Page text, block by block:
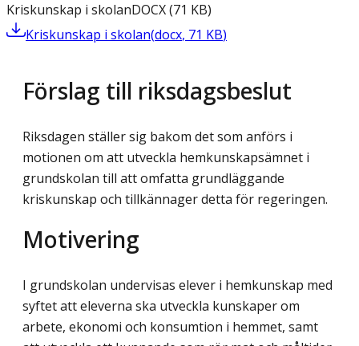
Kriskunskap i skolanDOCX(71 KB)
Kriskunskap i skolan(docx, 71 KB)
Förslag till riksdagsbeslut
Riksdagen ställer sig bakom det som anförs i
motionen om att utveckla hemkunskapsämnet i
grundskolan till att omfatta grundläggande
kriskunskap och tillkännager detta för regeringen.
Motivering
I grundskolan undervisas elever i hemkunskap med
syftet att eleverna ska utveckla kun­skaper om
arbete, ekonomi och konsumtion i hemmet, samt